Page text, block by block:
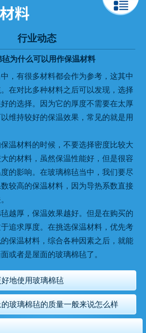
行业动态
毡为什么可以用作保温材料
有很多材料都会作为参考，这其中
在对比多种材料之后可以发现，选择
的选择。因为它的厚度不需要在太厚
维持较好的保温效果，常见的就是用
材料的时候，不要选择密度比较大
的材料，虽然保温性能好，但是很容
的影响。在玻璃棉毡当中，我们要尽
较高的保温材料，因为导热系数直接
厚，保温效果越好。但是在购买的
追求厚度。在挑选保温材料，优先考
保温材料，综合各种因素之后，就能
或者是屋面的玻璃棉毡了。
地使用玻璃棉毡
玻璃棉毡的质量一般来说怎么样